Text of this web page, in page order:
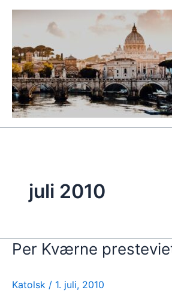
Hopp
innholdet
juli 2010
Per Kværne
Katolsk / 1. juli, 2010